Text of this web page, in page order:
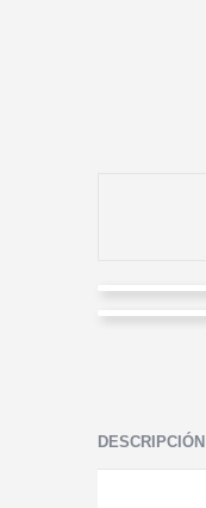
DESCRIPCIÓN